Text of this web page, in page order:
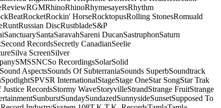
ReviewRGMRhinoRhinoRhymesayersRhythm
RocketRockin' HorseRocktopusRolling StonesRomuald
RuntRussian DiscRustbladeS&P
SanctuarySantaSaravahSareni DucanSastruphonSaturn
Second RecordsSecretly CanadianSeelie
Silva ScreenSilver
SMSSNCSo RecordingsSolarSolid
Sound AspectsSounds Of SubterraniaSounds SuperbSoundtrack
SpotlightSPVSR InternationalStageStage OneStar SongStar Trak
Justice RecordsStormy WaveStoryvilleStrandStrange FruitStrange
SunburstSundaySundazedSunnysideSunsetSupposed To